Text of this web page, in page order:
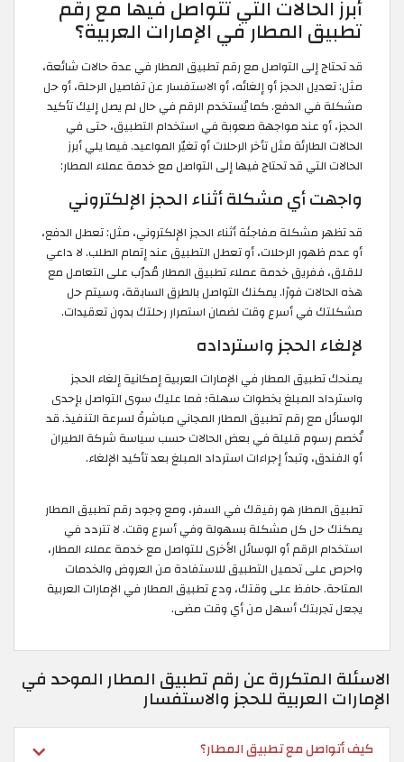
أبرز الحالات التي تتواصل فيها مع رقم
تطبيق المطار في الإمارات العربية؟
قد تحتاج إلى التواصل مع رقم تطبيق المطار في عدة حالات شائعة،
مثل: تعديل الحجز أو إلغائه، أو الاستفسار عن تفاصيل الرحلة، أو حل
مشكلة في الدفع. كما يُستخدم الرقم في حال لم يصل إليك تأكيد
الحجز، أو عند مواجهة صعوبة في استخدام التطبيق، حتى في
الحالات الطارئة مثل تأخر الرحلات أو تغيّر المواعيد. فيما يلي أبرز
الحالات التي قد تحتاج فيها إلى التواصل مع خدمة عملاء المطار:
واجهت أي مشكلة أثناء الحجز الإلكتروني
قد تظهر مشكلة مفاجئة أثناء الحجز الإلكتروني، مثل: تعطل الدفع،
أو عدم ظهور الرحلات، أو تعطل التطبيق عند إتمام الطلب. لا داعي
للقلق، ففريق خدمة عملاء تطبيق المطار مُدرّب على التعامل مع
هذه الحالات فورًا. يمكنك التواصل بالطرق السابقة، وسيتم حل
مشكلتك في أسرع وقت لضمان استمرار رحلتك بدون تعقيدات.
لإلغاء الحجز واسترداده
يمنحك تطبيق المطار في الإمارات العربية إمكانية إلغاء الحجز
واسترداد المبلغ بخطوات سهلة؛ فما عليك سوى التواصل بإحدى
الوسائل مع رقم تطبيق المطار المجاني مباشرةً لسرعة التنفيذ. قد
تُخصم رسوم قليلة في بعض الحالات حسب سياسة شركة الطيران
أو الفندق، وتبدأ إجراءات استرداد المبلغ بعد تأكيد الإلغاء.
تطبيق المطار هو رفيقك في السفر، ومع وجود رقم تطبيق المطار
يمكنك حل كل مشكلة بسهولة وفي أسرع وقت. لا تتردد في
استخدام الرقم أو الوسائل الأخرى للتواصل مع خدمة عملاء المطار،
واحرص على تحميل التطبيق للاستفادة من العروض والخدمات
المتاحة. حافظ على وقتك، ودع تطبيق المطار في الإمارات العربية
يجعل تجربتك أسهل من أي وقت مضى.
الاسئلة المتكررة عن رقم تطبيق المطار الموحد في
الإمارات العربية للحجز والاستفسار
كيف أتواصل مع تطبيق المطار؟